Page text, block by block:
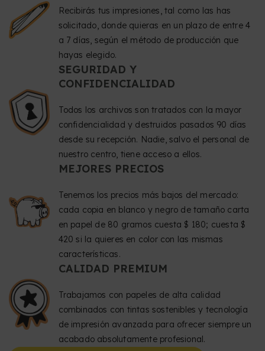
Recibirás tus impresiones, tal como las has
solicitado, donde quieras en un plazo de entre 4
a 7 días, según el método de producción que
hayas elegido.
SEGURIDAD Y
CONFIDENCIALIDAD
Todos los archivos son tratados con la mayor
confidencialidad y destruidos pasados 90 días
desde su recepción. Nadie, salvo el personal de
nuestro centro, tiene acceso a ellos.
MEJORES PRECIOS
Tenemos los precios más bajos del mercado:
cada copia en blanco y negro de tamaño carta
en papel de 80 gramos cuesta $ 180; cuesta $
420 si la quieres en color con las mismas
características.
CALIDAD PREMIUM
Trabajamos con papeles de alta calidad
combinados con tintas sostenibles y tecnología
de impresión avanzada para ofrecer siempre un
acabado absolutamente profesional.